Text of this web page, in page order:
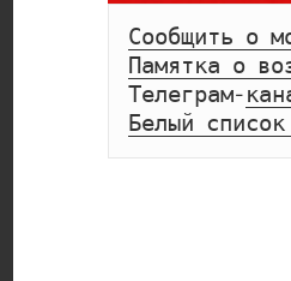
Сообщить о
Памятка о
Телеграм-
Белый